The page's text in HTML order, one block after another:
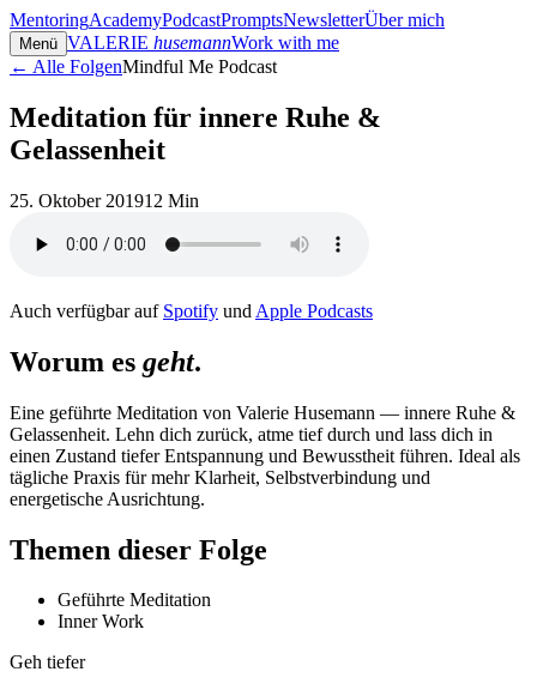
MentoringAcademyPodcastPromptsNewsletterÜber mich
Menü VALERIE husemannWork with me
← Alle FolgenMindful Me Podcast
Meditation für innere Ruhe &
Gelassenheit
25. Oktober 201912 Min
Auch verfügbar auf Spotify und Apple Podcasts
Worum es geht.
Eine geführte Meditation von Valerie Husemann — innere Ruhe &
Gelassenheit. Lehn dich zurück, atme tief durch und lass dich in
einen Zustand tiefer Entspannung und Bewusstheit führen. Ideal als
tägliche Praxis für mehr Klarheit, Selbstverbindung und
energetische Ausrichtung.
Themen dieser Folge
Geführte Meditation
Inner Work
Geh tiefer